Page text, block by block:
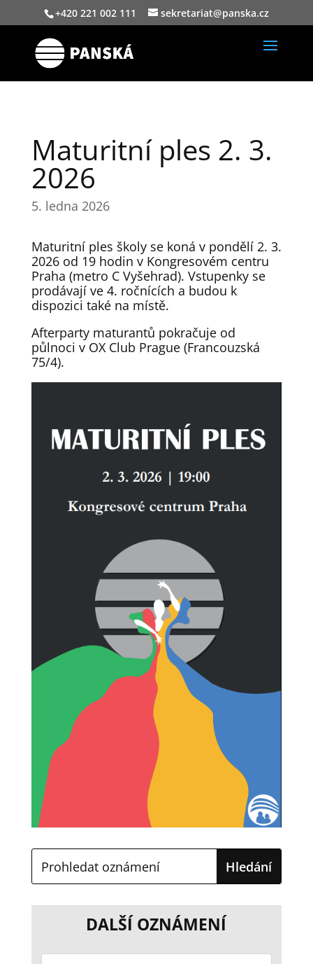
+420 221 002 111 sekretariat@panska.cz
Maturitní ples 2. 3.
2026
5. ledna 2026
Maturitní ples školy se koná v pondělí 2. 3.
2026 od 19 hodin v Kongresovém centru
Praha (metro C Vyšehrad). Vstupenky se
prodávají ve 4. ročnících a budou k
dispozici také na místě.
Afterparty maturantů pokračuje od
půlnoci v OX Club Prague (Francouzská
75/4).
DALŠÍ OZNÁMENÍ